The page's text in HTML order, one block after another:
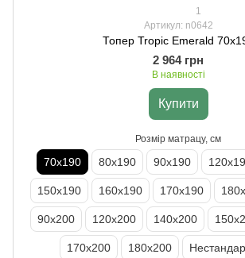
1
Артикул: n0642
Топер Tropic Emerald
2 964 грн
В наявності
Купити
Розмір матрацу, см
70х190 80х190 90х190
150х190 160х190 170х190
90х200 120х200 140х200
170х200 180х200